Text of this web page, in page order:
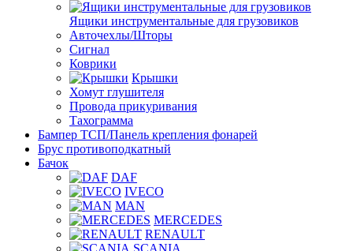
Ящики инструментальные для грузовиков
Авточехлы/Шторы
Сигнал
Коврики
Крышки
Хомут глушителя
Провода прикуривания
Тахограмма
Бампер ТСП/Панель крепления фонарей
Брус противоподкатный
Бачок
DAF
IVECO
MAN
MERCEDES
RENAULT
SCANIA